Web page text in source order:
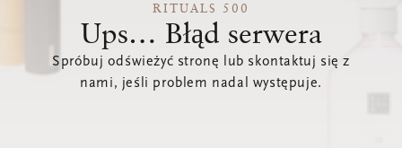
RITUALS 500
Ups… Błąd serwera
Spróbuj odświeżyć stronę lub skontaktuj się z
nami, jeśli problem nadal występuje.